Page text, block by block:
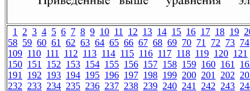
1 2 3 4 5 6 7 8 9 10 11 12 13 14 15 16 17 18 19
58 59 60 61 62 63 64 65 66 67 68 69 70 71 72 73 74
109 110 111 112 113 114 115 116 117 118 119 120 121
150 151 152 153 154 155 156 157 158 159 160 161
191 192 193 194 195 196 197 198 199 200 201 202
232 233 234 235 236 237 238 239 240 241 242 243